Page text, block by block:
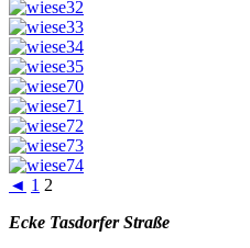
◄ 1 2
Ecke Tasdorfer Straße